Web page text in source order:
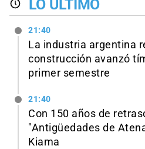
LO ÚLTIMO
21:40
La industria argentina
construcción avanzó
primer semestre
21:40
Con 150 años de
"Antigüedades de
Kiama